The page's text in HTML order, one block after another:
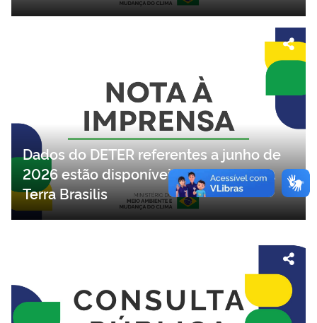
Dados do DETER referentes a junho de
2026 estão disponíveis na plataforma
Terra Brasilis